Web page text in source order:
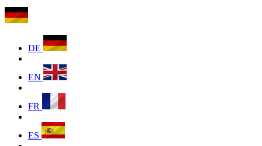
DE
EN
FR
ES